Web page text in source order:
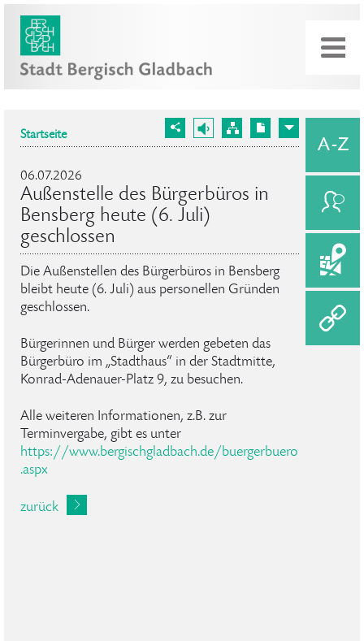
Startseite
06.07.2026
Außenstelle des Bürgerbüros in
Bensberg heute (6. Juli)
geschlossen
Die Außenstellen des Bürgerbüros in Bensberg
bleibt heute (6. Juli) aus personellen Gründen
geschlossen.
Bürgerinnen und Bürger werden gebeten das
Bürgerbüro im „Stadthaus“ in der Stadtmitte,
Konrad-Adenauer-Platz 9, zu besuchen.
Alle weiteren Informationen, z.B. zur
Terminvergabe, gibt es unter
https://www.bergischgladbach.de/buergerbuero
.aspx
zurück